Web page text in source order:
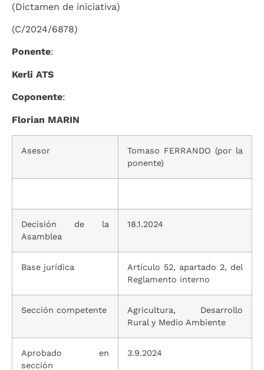
(Dictamen de iniciativa)
(C/2024/6878)
Ponente:
Kerli ATS
Coponente:
Florian MARIN
Asesor
Tomaso FERRANDO (por la
ponente)
Decisión de la
Asamblea
18.1.2024
Base jurídica
Artículo 52, apartado 2, del
Reglamento interno
Sección competente
Agricultura, Desarrollo
Rural y Medio Ambiente
Aprobado en
sección
3.9.2024